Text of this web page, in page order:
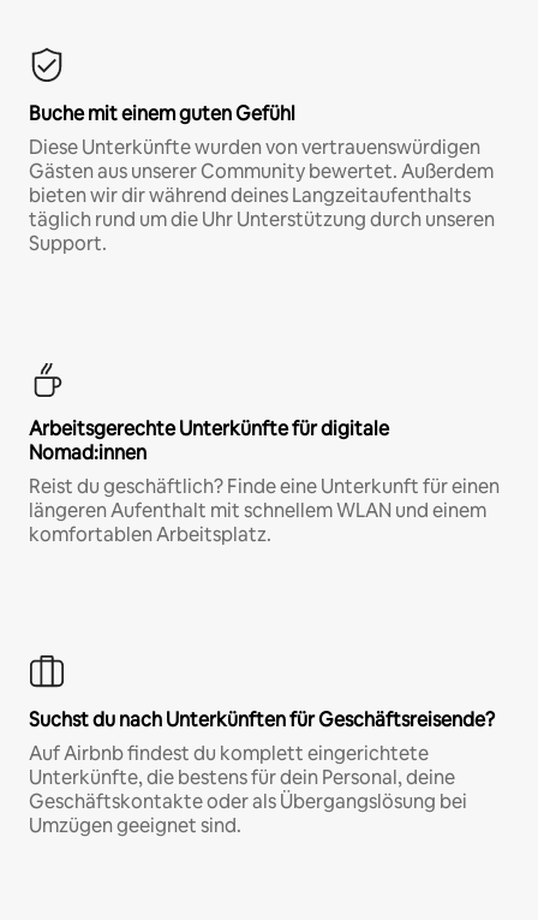
Buche mit einem guten Gefühl
Diese Unterkünfte wurden von vertrauenswürdigen
Gästen aus unserer Community bewertet. Außerdem
bieten wir dir während deines Langzeitaufenthalts
täglich rund um die Uhr Unterstützung durch unseren
Support.
Arbeitsgerechte Unterkünfte für digitale
Nomad:innen
Reist du geschäftlich? Finde eine Unterkunft für einen
längeren Aufenthalt mit schnellem WLAN und einem
komfortablen Arbeitsplatz.
Suchst du nach Unterkünften für Geschäftsreisende?
Auf Airbnb findest du komplett eingerichtete
Unterkünfte, die bestens für dein Personal, deine
Geschäftskontakte oder als Übergangslösung bei
Umzügen geeignet sind.